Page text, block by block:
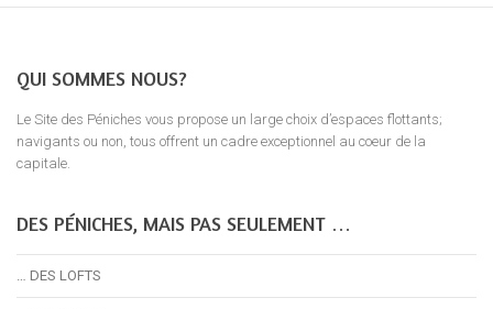
QUI SOMMES NOUS?
Le Site des Péniches vous propose un large choix d’espaces flottants;
navigants ou non, tous offrent un cadre exceptionnel au coeur de la
capitale.
DES PÉNICHES, MAIS PAS SEULEMENT …
… DES LOFTS